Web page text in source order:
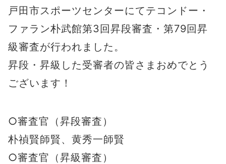
戸田市スポーツセンターにてテコンドー・
ファラン朴武館第3回昇段審査・第79回昇
級審査が行われました。
昇段・昇級した受審者の皆さまおめでとう
ございます！
○審査官（昇段審査）
朴禎賢師賢、黄秀一師賢
○審査官（昇級審査）